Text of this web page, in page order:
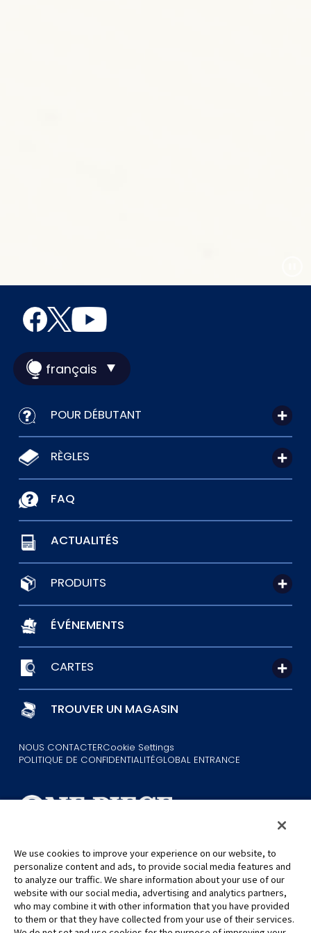
français
POUR DÉBUTANT
RÈGLES
FAQ
ACTUALITÉS
PRODUITS
ÉVÉNEMENTS
CARTES
TROUVER UN MAGASIN
NOUS CONTACTERCookie Settings
POLITIQUE DE CONFIDENTIALITÉGLOBAL ENTRANCE
©Eiichiro Oda/Shueisha
©Eiichiro Oda/Shueisha, Toei Animation
Toutes les images, textes et données de ce site web ne peuvent être
reproduits sans autorisation.
We use cookies to improve your experience on our website, to
personalize content and ads, to provide social media features and
to analyze our traffic. We share information about your use of our
website with our social media, advertising and analytics partners,
who may combine it with other information that you have provided
to them or that they have collected from your use of their services.